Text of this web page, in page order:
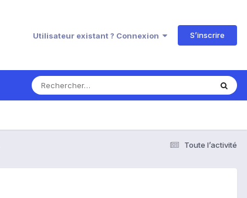
Utilisateur existant ? Connexion S’inscrire
Toute l’activité